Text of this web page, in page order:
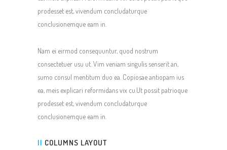
prodesset est, vivendum concludaturque
conclusionemque eam in.
Nam ei eirmod consequuntur, quod nostrum
consectetuer usu ut. Vim veniam singulis senserit an,
sumo consul mentitum duo ea. Copiosae antiopam ius
ea, meis explicari reformidans vix cu.Ut possit patrioque
prodesset est, vivendum concludaturque
conclusionemque eam in.
II COLUMNS LAYOUT